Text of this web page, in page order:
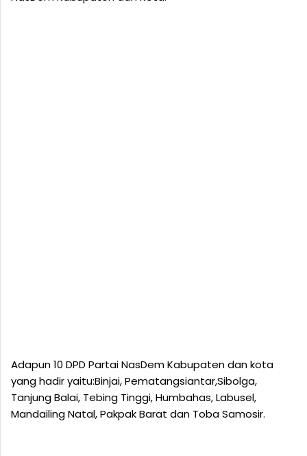
Adapun 10 DPD Partai NasDem Kabupaten dan kota
yang hadir yaitu:Binjai, Pematangsiantar,Sibolga,
Tanjung Balai, Tebing Tinggi, Humbahas, Labusel,
Mandailing Natal, Pakpak Barat dan Toba Samosir.